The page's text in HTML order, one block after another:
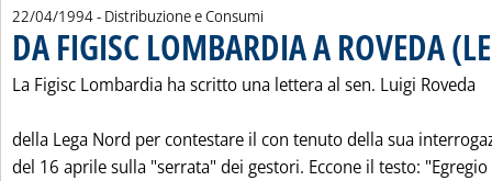
22/04/1994- Distribuzione e Consumi
DA FIGISC LOMBARDIA A ROVEDA
La Figisc Lombardia ha scritto una lettera al sen. Luigi Roveda
della Lega Nord per contestare il con tenuto della sua
del 16 aprile sulla "serrata" dei gestori. Eccone il testo: "Egregio